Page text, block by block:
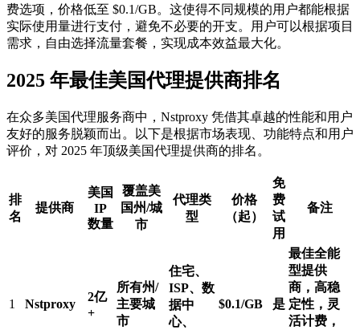
费选项，价格低至 $0.1/GB。这使得不同规模的用户都能根据
实际使用量进行支付，避免不必要的开支。用户可以根据项目
需求，自由选择流量套餐，实现成本效益最大化。
2025 年最佳美国代理提供商排名
在众多美国代理服务商中，Nstproxy 凭借其卓越的性能和用户
友好的服务脱颖而出。以下是根据市场表现、功能特点和用户
评价，对 2025 年顶级美国代理提供商的排名。
排
名
提供商
美国
IP
数量
覆盖美
国州/城
市
代理类
型
价格
（起）
免
费
试
用
备注
1 Nstproxy
2亿
+
所有州/
主要城
市
住宅、
ISP、数
据中
心、
$0.1/GB 是
最佳全能
型提供
商，高稳
定性，灵
活计费，